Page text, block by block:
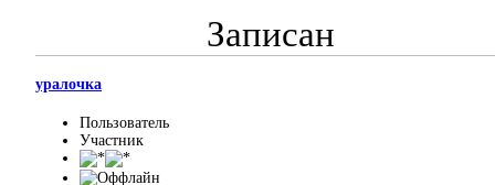
Записан
уралочка
Пользователь
Участник